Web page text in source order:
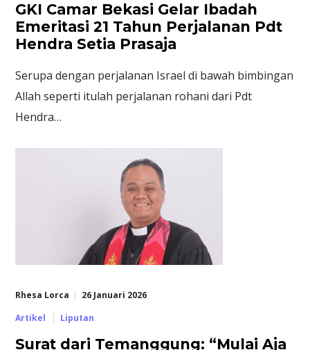
GKI Camar Bekasi Gelar Ibadah
Emeritasi 21 Tahun Perjalanan Pdt
Hendra Setia Prasaja
Serupa dengan perjalanan Israel di bawah bimbingan
Allah seperti itulah perjalanan rohani dari Pdt
Hendra…
Rhesa Lorca
26 Januari 2026
Artikel
Liputan
Surat dari Temanggung: “Mulai Aja